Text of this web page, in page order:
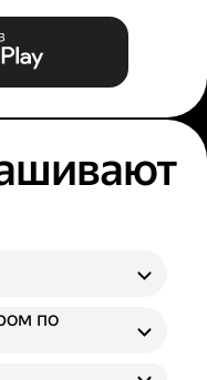
по